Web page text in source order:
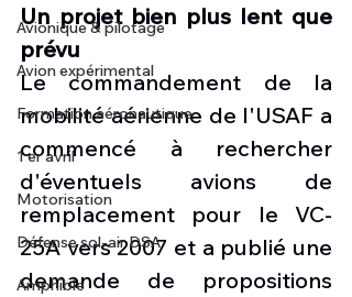
Avionique & pilotage
Avion expérimental
Formation aéronautique
1 er avril
Motorisation
Défense sol-air DSA
Amphibie
Un projet bien plus lent que
prévu
Le commandement de la
mobilité aérienne de l'USAF a
commencé à rechercher
d'éventuels avions de
remplacement pour le VC-
25A vers 2007 et a publié une
demande de propositions